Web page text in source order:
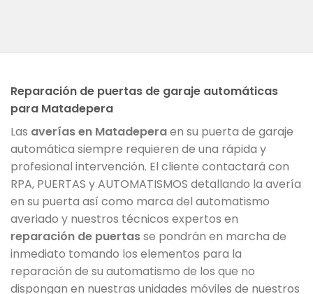
Reparación de puertas de garaje automáticas
para Matadepera
Las averías en Matadeperaen su puerta de garaje
automática siempre requieren de una rápida y
profesional intervención. El cliente contactará con
RPA, PUERTAS y AUTOMATISMOS detallando la avería
en su puerta así como marca del automatismo
averiado y nuestros técnicos expertos en
reparación de puertasse pondrán en marcha de
inmediato tomando los elementos para la
reparación de su automatismo de los que no
dispongan en nuestras unidades móviles de nuestros